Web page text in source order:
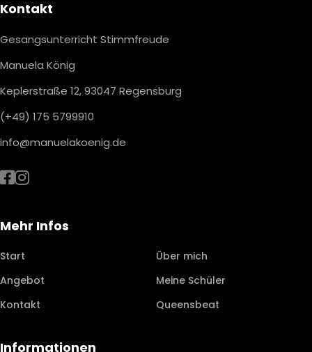
Footer
Kontakt
Gesangsunterricht Stimmfreude
Manuela König
Keplerstraße 12, 93047 Regensburg
(+49) 175 5799910
info@manuelakoenig.de
Mehr Infos
Start
Über mich
Angebot
Meine Schüler
Kontakt
Queensbeat
Informationen